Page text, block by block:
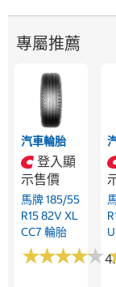
專屬推薦
汽車輪胎
登入顯
示售價
馬牌 185/55
R15 82V XL
CC7 輪胎
★★★★★
★★★★★